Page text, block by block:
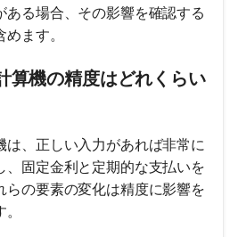
ある場合、その影響を確認する
ます。
算機の精度はどれくらい
は、正しい入力があれば非常に
、固定金利と定期的な支払いを
らの要素の変化は精度に影響を